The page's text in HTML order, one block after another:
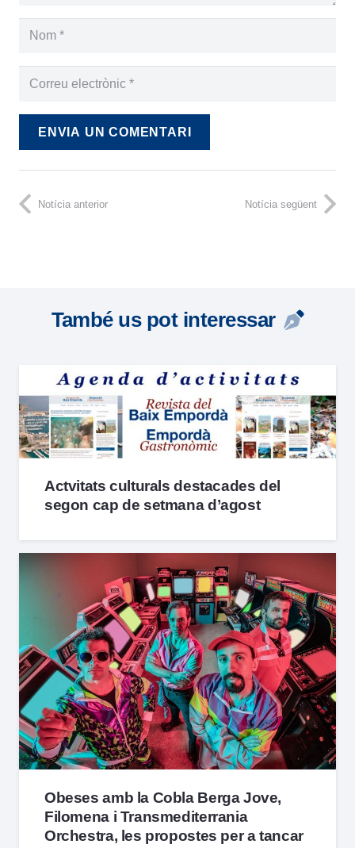
ENVIA UN COMENTARI
Notícia anterior Notícia següent
També us pot interessar
Actvitats culturals destacades del
segon cap de setmana d’agost
Obeses amb la Cobla Berga Jove,
Filomena i Transmediterrania
Orchestra, les propostes per a tancar